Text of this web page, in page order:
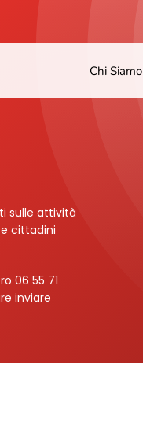
Chi Siamo
sulle attività
cittadini
06 55 71
inviare